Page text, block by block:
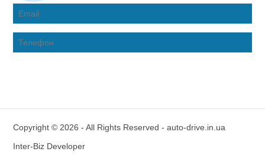
Copyright © 2026 - All Rights Reserved - auto-drive.in.ua
Inter-Biz Developer